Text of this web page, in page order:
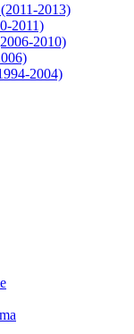
2013)
2011)
2010)
2004)